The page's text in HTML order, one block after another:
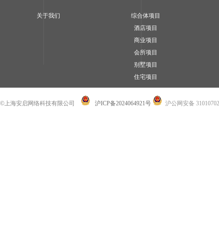
关于我们
综合体项目
酒店项目
商业项目
会所项目
别墅项目
住宅项目
©上海安启网络科技有限公司 沪ICP备2024064921号 沪公网安备